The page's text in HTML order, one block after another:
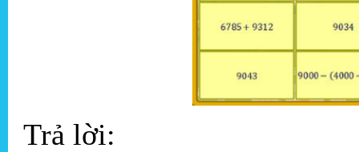
Trả lời: